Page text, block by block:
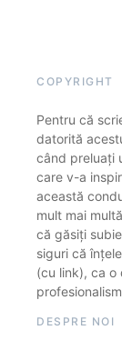
COPYRIGHT
Pentru că
datorită
când preluați
care v-a
această
mult mai
că găsiți
siguri că
(cu link), ca
DESPRE NOI